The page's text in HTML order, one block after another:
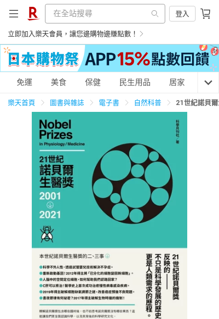
登入
立即加入樂天會員，讓您邊購物邊賺點數！
購物網分類
天天免運 美食蛋糕 民生用品
居家生活 3C家電 運動休閒
化妝保養
日本購物 電子/紙本書
免運 美食 保健 民生用品 居家 3C
樂天首頁 圖書與雜誌 電子書 自然科普 21世紀諾貝